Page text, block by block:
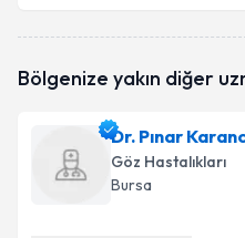
oluşturun. Size bu
E-posta Adresiniz
Bölgenize yakın diğer
Dr. Pınar
Göz Hastalıkları
Bursa